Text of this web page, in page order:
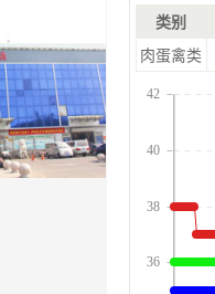
类别
肉蛋禽类
36
38
40
42